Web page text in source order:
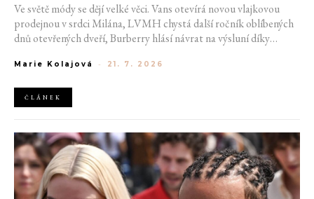
Ve světě módy se dějí velké věci. Vans otevírá novou vlajkovou
prodejnou v srdci Milána, LVMH chystá další ročník oblíbených
dnů otevřených dveří, Burberry hlásí návrat na výsluní díky
AliExpress.
Marie Kolajová - 21. 7. 2026
ČLÁNEK